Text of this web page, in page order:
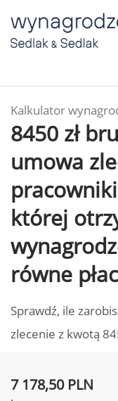
Kalkulator
8450 zł
umowa
której
równe
Sprawdź, ile
zlecenie z kwotą
7 178,50 PLN